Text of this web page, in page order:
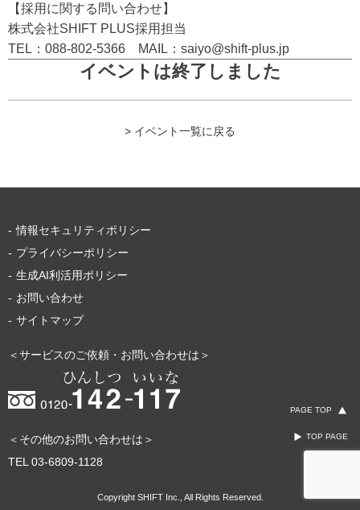
【採用に関する問い合わせ】
株式会社SHIFT PLUS採用担当
TEL：088-802-5366 MAIL：saiyo@shift-plus.jp
イベントは終了しました
> イベント一覧に戻る
PAGE TOP
TOP PAGE
情報セキュリティポリシー
プライバシーポリシー
生成AI利活用ポリシー
お問い合わせ
サイトマップ
＜サービスのご依頼・お問い合わせは＞
＜その他のお問い合わせは＞
TEL03-6809-1128
Copyright SHIFT Inc., All Rights Reserved.